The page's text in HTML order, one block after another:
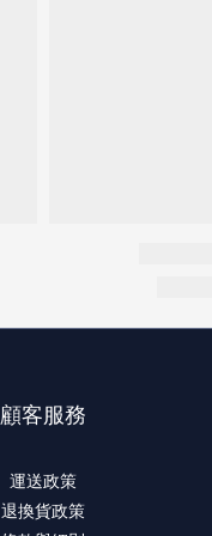
顧客服務
運送政策
退換貨政策